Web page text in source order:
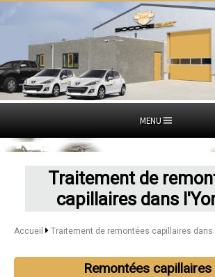
MENU
Traitement de
capillaires dans
Accueil Traitement de remontées capillaires dans
Remontées capillaires